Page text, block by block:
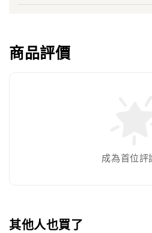
商品評價
成為首位評
其他人也買了